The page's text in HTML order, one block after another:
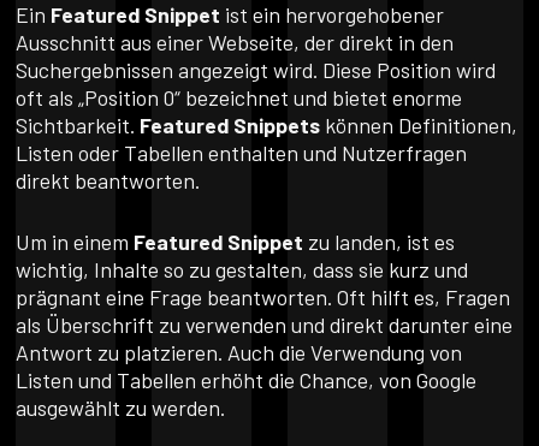
Ein Featured Snippet ist ein hervorgehobener
Ausschnitt aus einer Webseite, der direkt in den
Suchergebnissen angezeigt wird. Diese Position wird
oft als „Position 0“ bezeichnet und bietet enorme
Sichtbarkeit. Featured Snippetskönnen Definitionen,
Listen oder Tabellen enthalten und Nutzerfragen
direkt beantworten.
Um in einem Featured Snippet zu landen, ist es
wichtig, Inhalte so zu gestalten, dass sie kurz und
prägnant eine Frage beantworten. Oft hilft es, Fragen
als Überschrift zu verwenden und direkt darunter eine
Antwort zu platzieren. Auch die Verwendung von
Listen und Tabellen erhöht die Chance, von Google
ausgewählt zu werden.